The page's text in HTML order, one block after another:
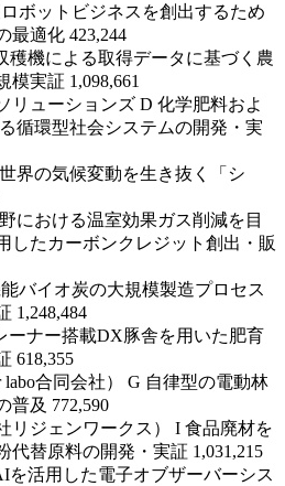
ボットビジネスを創出するため
最適化 423,244
穫機による取得データに基づく農
実証 1,098,661
リューションズ D 化学肥料およ
循環型社会システムの開発・実
界の気候変動を生き抜く「シ
における温室効果ガス削減を目
したカーボンクレジット創出・販
バイオ炭の大規模製造プロセス
1,248,484
ーナー搭載DX豚舎を用いた肥育
618,355
合同会社） G 自律型の電動林
普及 772,590
リジェンワークス） I 食品廃材を
代替原料の開発・実証 1,031,215
を活用した電子オブザーバーシス